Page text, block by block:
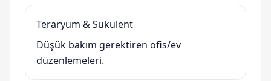
Teraryum & Sukulent
Düşük bakım gerektiren ofis/ev
düzenlemeleri.